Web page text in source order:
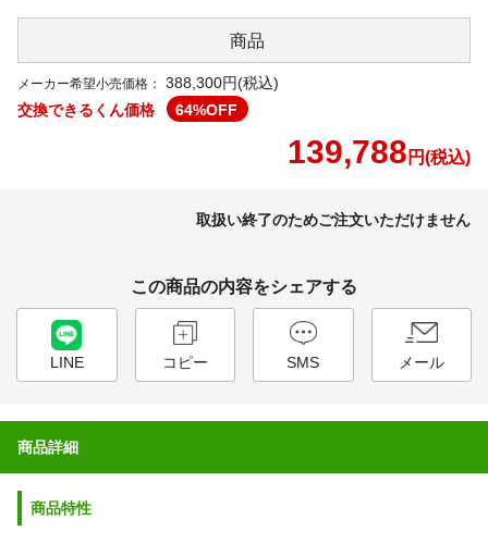
商品
メーカー希望小売価格：
388,300円(税込)
交換できるくん価格
64%OFF
139,788 円(税込)
取扱い終了のためご注文いただけません
この商品の内容をシェアする
LINE コピー SMS メール
商品詳細
商品特性